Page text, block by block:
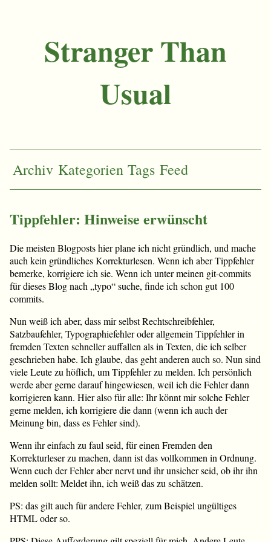
Stranger Than
Usual
Archiv Kategorien Tags Feed
Tippfehler: Hinweise erwünscht
Die meisten Blogposts hier plane ich nicht gründlich, und mache
auch kein gründliches Korrekturlesen. Wenn ich aber Tippfehler
bemerke, korrigiere ich sie. Wenn ich unter meinen git-commits
für dieses Blog nach „typo“ suche, finde ich schon gut 100
commits.
Nun weiß ich aber, dass mir selbst Rechtschreibfehler,
Satzbaufehler, Typographiefehler oder allgemein Tippfehler in
fremden Texten schneller auffallen als in Texten, die ich selber
geschrieben habe. Ich glaube, das geht anderen auch so. Nun sind
viele Leute zu höflich, um Tippfehler zu melden. Ich persönlich
werde aber gerne darauf hingewiesen, weil ich die Fehler dann
korrigieren kann. Hier also für alle: Ihr könnt mir solche Fehler
gerne melden, ich korrigiere die dann (wenn ich auch der
Meinung bin, dass es Fehler sind).
Wenn ihr einfach zu faul seid, für einen Fremden den
Korrekturleser zu machen, dann ist das vollkommen in Ordnung.
Wenn euch der Fehler aber nervt und ihr unsicher seid, ob ihr ihn
melden sollt: Meldet ihn, ich weiß das zu schätzen.
PS: das gilt auch für andere Fehler, zum Beispiel ungültiges
HTML oder so.